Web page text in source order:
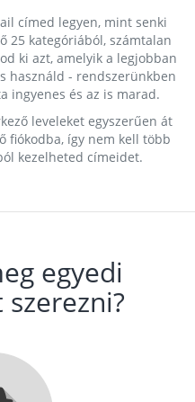
címed legyen, mint senki
25 kategóriából, számtalan
ki azt, amelyik a legjobban
használd - rendszerünkben
ingyenes és az is marad.
leveleket egyszerűen át
fiókodba, így nem kell több
kezelheted címeidet.
egyedi